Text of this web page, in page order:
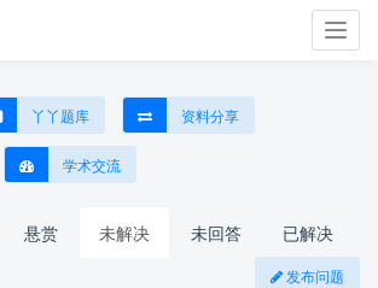
丫丫题库 资料分享
学术交流
悬赏 未解决 未回答 已解决
发布问题